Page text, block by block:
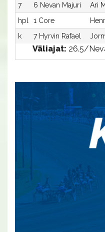
7
6 Nevan Majuri Ari
hpl
1 Core
k
7 Hyrvin Rafael
Väliajat: 26.5/